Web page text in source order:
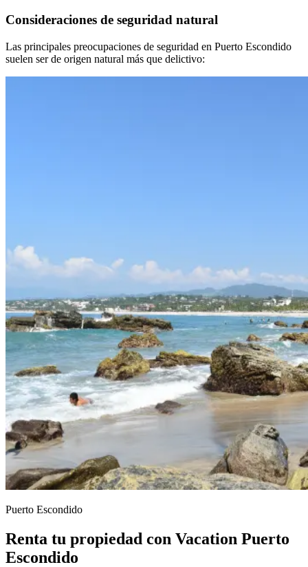
Consideraciones de seguridad natural
Las principales preocupaciones de seguridad en Puerto Escondido
suelen ser de origen natural más que delictivo:
Puerto Escondido
Renta tu propiedad con Vacation Puerto
Escondido